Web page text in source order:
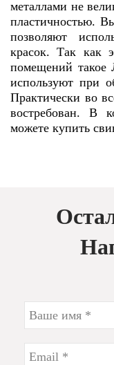
металлами не
пластичностью.
позволяют
красок. Так как
помещений такое
используют при
Практически во
востребован. В
можете купить